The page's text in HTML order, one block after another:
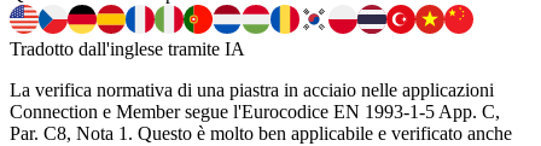
Tradotto dall'inglese tramite IA
La verifica normativa di una piastra in acciaio nelle applicazioni
Connection e Member segue l'Eurocodice EN 1993-1-5 App. C,
Par. C8, Nota 1. Questo è molto ben applicabile e verificato anche